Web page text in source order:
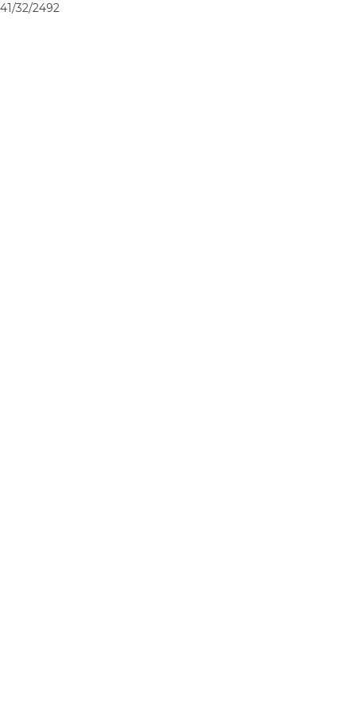
41/32/2492